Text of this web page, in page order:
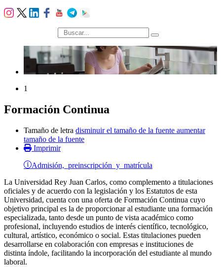
búsqueda
1
Formación Continua
Tamaño de letra disminuir el tamaño de la fuente aumentar
tamaño de la fuente
Imprimir
Admisión, preinscripción y matrícula
La Universidad Rey Juan Carlos, como complemento a titulaciones
oficiales y de acuerdo con la legislación y los Estatutos de esta
Universidad, cuenta con una oferta de Formación Continua cuyo
objetivo principal es la de proporcionar al estudiante una formación
especializada, tanto desde un punto de vista académico como
profesional, incluyendo estudios de interés científico, tecnológico,
cultural, artístico, económico o social. Estas titulaciones pueden
desarrollarse en colaboración con empresas e instituciones de
distinta índole, facilitando la incorporación del estudiante al mundo
laboral.